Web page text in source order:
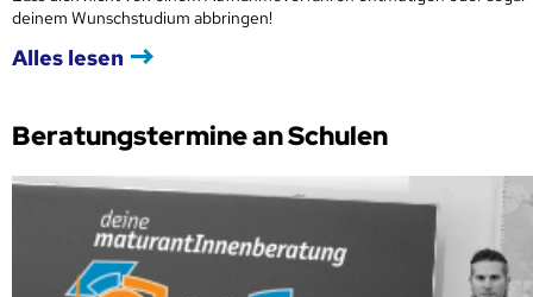
deinem Wunschstudium abbringen!
Alles lesen
Beratungstermine an Schulen